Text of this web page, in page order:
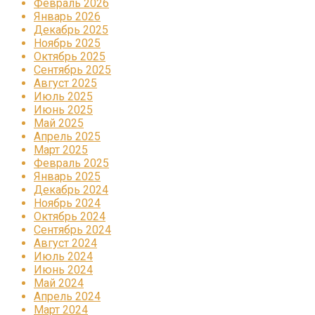
Февраль 2026
Январь 2026
Декабрь 2025
Ноябрь 2025
Октябрь 2025
Сентябрь 2025
Август 2025
Июль 2025
Июнь 2025
Май 2025
Апрель 2025
Март 2025
Февраль 2025
Январь 2025
Декабрь 2024
Ноябрь 2024
Октябрь 2024
Сентябрь 2024
Август 2024
Июль 2024
Июнь 2024
Май 2024
Апрель 2024
Март 2024